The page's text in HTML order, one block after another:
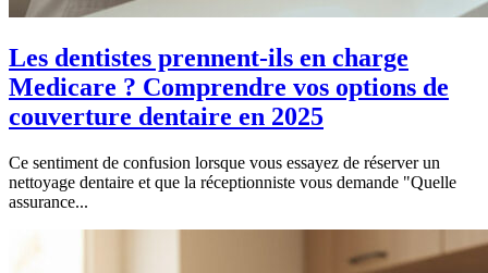
Les dentistes prennent-ils en charge
Medicare ? Comprendre vos options de
couverture dentaire en 2025
Ce sentiment de confusion lorsque vous essayez de réserver un
nettoyage dentaire et que la réceptionniste vous demande "Quelle
assurance...